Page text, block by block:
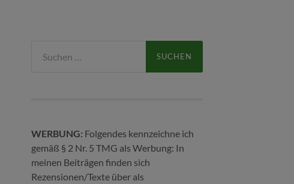
nach:
WERBUNG: Folgendes kennzeichne ich
gemäß § 2 Nr. 5 TMG als Werbung: In
meinen Beiträgen finden sich
Rezensionen/Texte über als